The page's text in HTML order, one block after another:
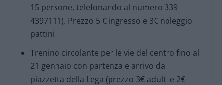
15 persone, telefonando al numero 339
4397111). Prezzo 5 € ingresso e 3€ noleggio
pattini
Trenino circolante per le vie del centro fino al
21 gennaio con partenza e arrivo da
piazzetta della Lega (prezzo 3€ adulti e 2€